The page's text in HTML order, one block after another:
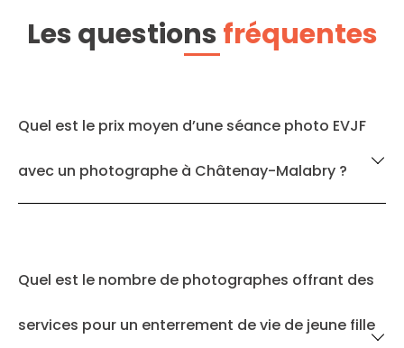
Les questionsfréquentes
Quel est le prix moyen d’une séance photo EVJF
avec un photographe à Châtenay-Malabry ?
Quel est le nombre de photographes offrant des
services pour un enterrement de vie de jeune fille